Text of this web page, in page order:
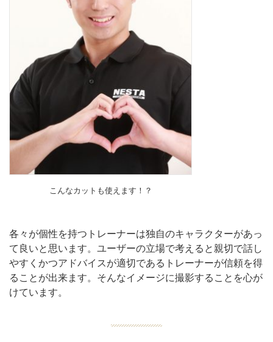
こんなカットも使えます！？
各々が個性を持つトレーナーは独自のキャラクターがあっ
て良いと思います。ユーザーの立場で考えると親切で話し
やすくかつアドバイスが適切であるトレーナーが信頼を得
ることが出来ます。そんなイメージに撮影することを心が
けています。